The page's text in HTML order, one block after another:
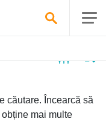
căutare. Încearcă să
mai multe